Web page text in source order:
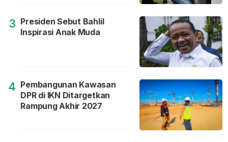
3 Presiden Sebut Bahlil
Inspirasi Anak Muda
4 Pembangunan Kawasan
DPR di IKN Ditargetkan
Rampung Akhir 2027